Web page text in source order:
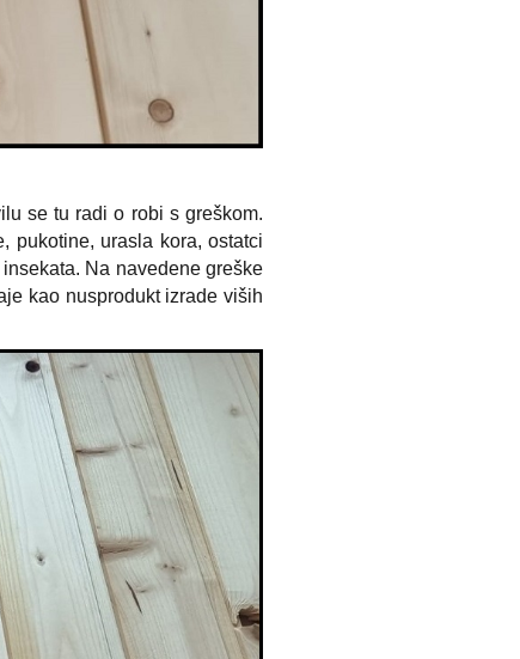
se tu radi o robi s greškom.
pukotine, urasla kora, ostatci
Na navedene greške
kao nusprodukt izrade viših